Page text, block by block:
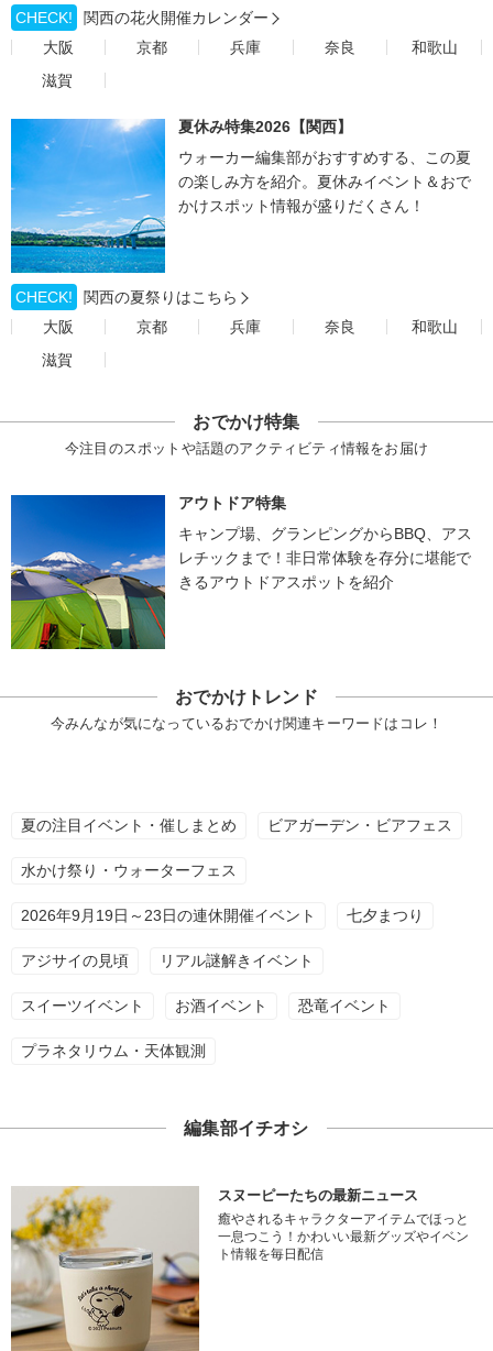
CHECK!
関西の花火開催カレンダー
大阪
京都 兵庫 奈良
和歌山
滋賀
夏休み特集2026【関西】
ウォーカー編集部がおすすめする、この夏
の楽しみ方を紹介。夏休みイベント＆おで
かけスポット情報が盛りだくさん！
CHECK!
関西の夏祭りはこちら
大阪
京都 兵庫 奈良
和歌山
滋賀
おでかけ特集
今注目のスポットや話題のアクティビティ情報をお届け
アウトドア特集
キャンプ場、グランピングからBBQ、アス
レチックまで！非日常体験を存分に堪能で
きるアウトドアスポットを紹介
おでかけトレンド
今みんなが気になっているおでかけ関連キーワードはコレ！
夏の注目イベント・催しまとめ ビアガーデン・ビアフェス
水かけ祭り・ウォーターフェス
2026年9月19日～23日の連休開催イベント 七夕まつり
アジサイの見頃 リアル謎解きイベント
スイーツイベント お酒イベント 恐竜イベント
プラネタリウム・天体観測
編集部イチオシ
スヌーピーたちの最新ニュース
癒やされるキャラクターアイテムでほっと
一息つこう！かわいい最新グッズやイベン
ト情報を毎日配信